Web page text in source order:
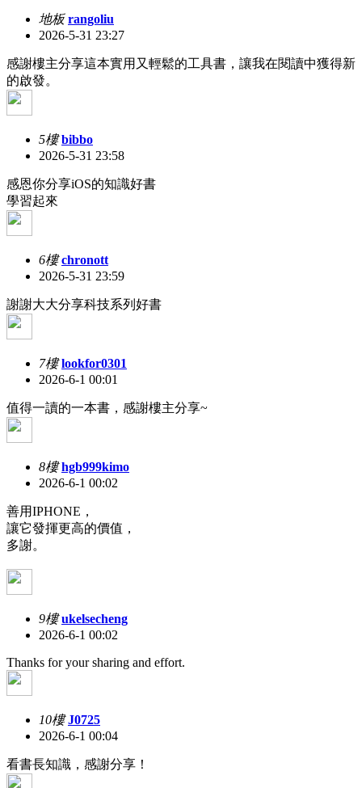
地板 rangoliu
2026-5-31 23:27
感謝樓主分享這本實用又輕鬆的工具書，讓我在閱讀中獲得新
的啟發。
5樓 bibbo
2026-5-31 23:58
感恩你分享iOS的知識好書
學習起來
6樓 chronott
2026-5-31 23:59
謝謝大大分享科技系列好書
7樓 lookfor0301
2026-6-1 00:01
值得一讀的一本書，感謝樓主分享~
8樓 hgb999kimo
2026-6-1 00:02
善用IPHONE，
讓它發揮更高的價值，
多謝。
9樓 ukelsecheng
2026-6-1 00:02
Thanks for your sharing and effort.
10樓 J0725
2026-6-1 00:04
看書長知識，感謝分享！